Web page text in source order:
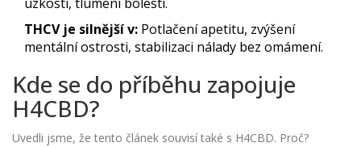
THCV je silnější v: Potlačení apetitu, zvýšení
mentální ostrosti, stabilizaci nálady bez omámení.
Kde se do příběhu zapojuje
H4CBD?
Uvedli jsme, že tento článek souvisí také s H4CBD. Proč?